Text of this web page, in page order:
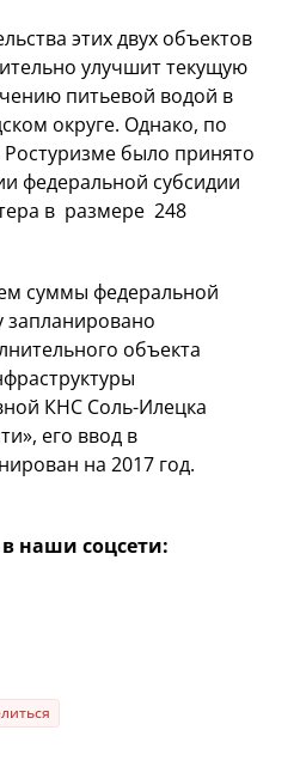
этих двух объектов
улучшит текущую
питьевой водой в
округе. Однако, по
было принято
федеральной субсидии
в размере 248
суммы федеральной
запланировано
объекта
КНС Соль-Илецка
его ввод в
на 2017 год.
наши соцсети: